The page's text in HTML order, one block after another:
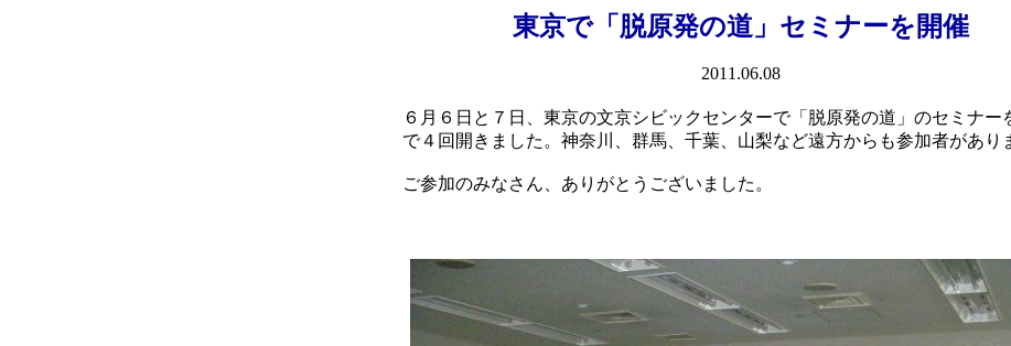
東京で「脱原発の道」セミナーを開催
2011.06.08
６月６日と７日、東京の文京シビックセンターで「脱原発の道」のセミナー
で４回開きました。神奈川、群馬、千葉、山梨など遠方からも参加者があり
ご参加のみなさん、ありがとうございました。